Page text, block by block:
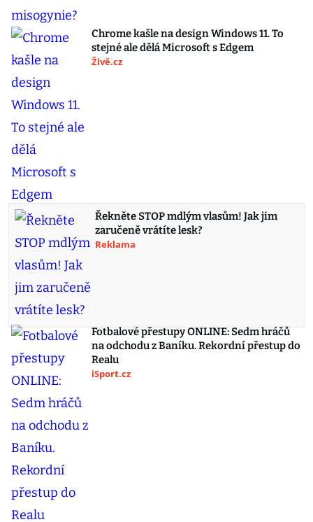
Chrome kašle na design Windows 11. To
stejné ale dělá Microsoft s Edgem
Živě.cz
Řekněte STOP mdlým vlasům! Jak jim
zaručeně vrátíte lesk?
Reklama
Fotbalové přestupy ONLINE: Sedm hráčů
na odchodu z Baníku. Rekordní přestup do
Realu
iSport.cz